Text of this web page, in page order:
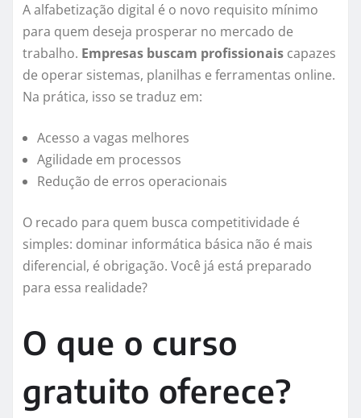
A alfabetização digital é o novo requisito mínimo
para quem deseja prosperar no mercado de
trabalho. Empresas buscam profissionais capazes
de operar sistemas, planilhas e ferramentas online.
Na prática, isso se traduz em:
Acesso a vagas melhores
Agilidade em processos
Redução de erros operacionais
O recado para quem busca competitividade é
simples: dominar informática básica não é mais
diferencial, é obrigação. Você já está preparado
para essa realidade?
O que o curso
gratuito oferece?